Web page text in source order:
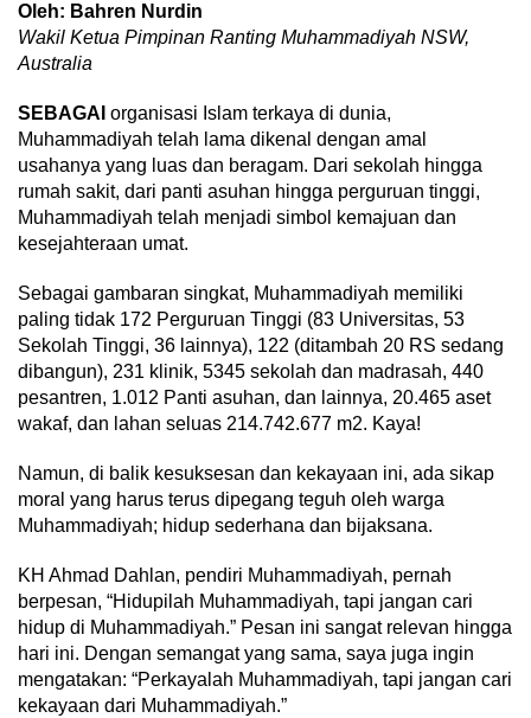
Oleh: Bahren Nurdin
Wakil Ketua Pimpinan Ranting Muhammadiyah NSW,
Australia
SEBAGAI organisasi Islam terkaya di dunia,
Muhammadiyah telah lama dikenal dengan amal
usahanya yang luas dan beragam. Dari sekolah hingga
rumah sakit, dari panti asuhan hingga perguruan tinggi,
Muhammadiyah telah menjadi simbol kemajuan dan
kesejahteraan umat.
Sebagai gambaran singkat, Muhammadiyah memiliki
paling tidak 172 Perguruan Tinggi (83 Universitas, 53
Sekolah Tinggi, 36 lainnya), 122 (ditambah 20 RS sedang
dibangun), 231 klinik, 5345 sekolah dan madrasah, 440
pesantren, 1.012 Panti asuhan, dan lainnya, 20.465 aset
wakaf, dan lahan seluas 214.742.677 m2. Kaya!
Namun, di balik kesuksesan dan kekayaan ini, ada sikap
moral yang harus terus dipegang teguh oleh warga
Muhammadiyah; hidup sederhana dan bijaksana.
KH Ahmad Dahlan, pendiri Muhammadiyah, pernah
berpesan, “Hidupilah Muhammadiyah, tapi jangan cari
hidup di Muhammadiyah.” Pesan ini sangat relevan hingga
hari ini. Dengan semangat yang sama, saya juga ingin
mengatakan: “Perkayalah Muhammadiyah, tapi jangan cari
kekayaan dari Muhammadiyah.”